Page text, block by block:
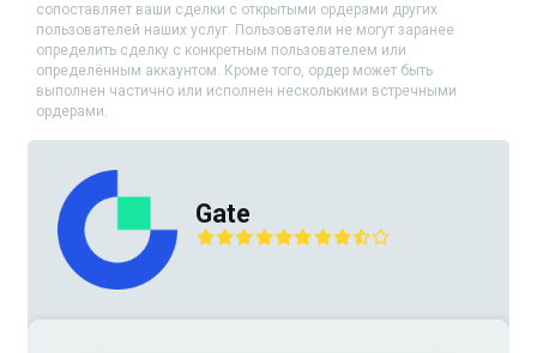
сопоставляет ваши сделки с открытыми ордерами других
пользователей наших услуг. Пользователи не могут заранее
определить сделку с конкретным пользователем или
определённым аккаунтом. Кроме того, ордер может быть
выполнен частично или исполнен несколькими встречными
ордерами.
Gate